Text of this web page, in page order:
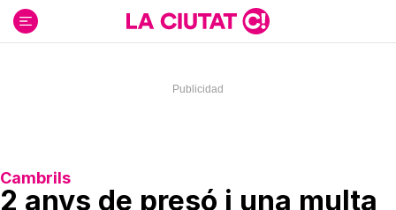
contenido
Cambrils
2 anys de presó i una multa